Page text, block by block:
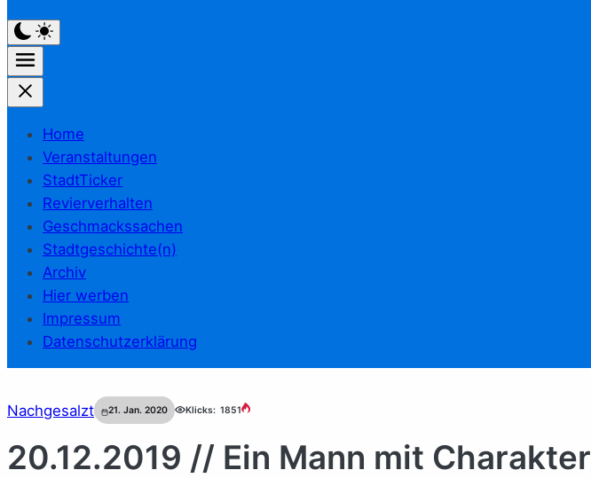
Home
Veranstaltungen
StadtTicker
Revierverhalten
Geschmackssachen
Stadtgeschichte(n)
Archiv
Hier werben
Impressum
Datenschutzerklärung
Nachgesalzt 21. Jan. 2020 Klicks: 1851
20.12.2019 // Ein Mann mit Charakter